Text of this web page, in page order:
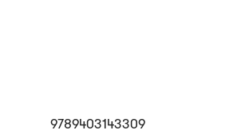
9789403143309